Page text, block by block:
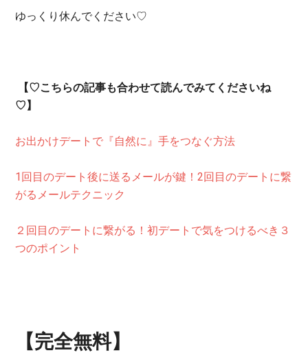
ゆっくり休んでください♡
【♡こちらの記事も合わせて読んでみてくださいね
♡】
お出かけデートで『自然に』手をつなぐ方法
1回目のデート後に送るメールが鍵！2回目のデートに繋
がるメールテクニック
２回目のデートに繋がる！初デートで気をつけるべき３
つのポイント
【完全無料】